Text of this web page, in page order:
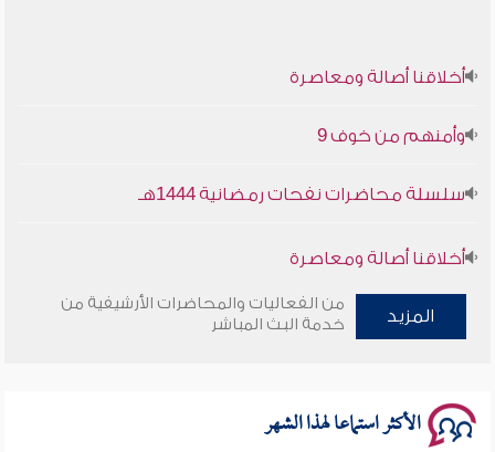
أخلاقنا أصالة ومعاصرة
وأمنهم من خوف 9
سلسلة محاضرات نفحات رمضانية 1444هـ
أخلاقنا أصالة ومعاصرة
وأمنهم من خوف 9
المزيد
من الفعاليات والمحاضرات الأرشيفية من
خدمة البث المباشر
الأكثر استماعا لهذا الشهر